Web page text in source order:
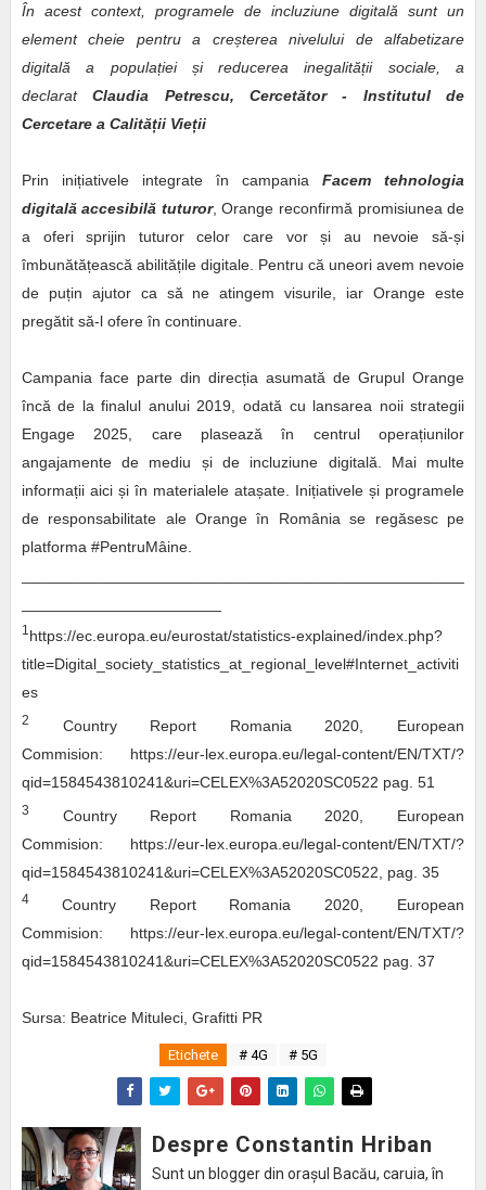
În acest context, programele de incluziune digitală sunt un
element cheie pentru a creșterea nivelului de alfabetizare
digitală a populației și reducerea inegalității sociale, a
declaratClaudia Petrescu, Cercetător - Institutul de
Cercetare a Calității Vieții
Prin inițiativele integrate în campaniaFacem tehnologia
digitală accesibilă tuturor, Orange reconfirmă promisiunea de
a oferi sprijin tuturor celor care vor și au nevoie să-și
îmbunătățească abilitățile digitale. Pentru că uneori avem nevoie
de puțin ajutor ca să ne atingem visurile, iar Orange este
pregătit să-l ofere în continuare.
Campania face parte din direcția asumată de Grupul Orange
încă de la finalul anului 2019, odată cu lansarea noii strategii
Engage 2025, care plasează în centrul operațiunilor
angajamente de mediu și de incluziune digitală. Mai multe
informații aici și în materialele atașate. Inițiativele și programele
de responsabilitate ale Orange în România se regăsesc pe
platforma #PentruMâine.
1https://ec.europa.eu/eurostat/statistics-explained/index.php?
title=Digital_society_statistics_at_regional_level#Internet_activiti
es
2
Country Report Romania 2020, European
Commision: https://eur-lex.europa.eu/legal-content/EN/TXT/?
qid=1584543810241&uri=CELEX%3A52020SC0522 pag. 51
3
Country Report Romania 2020, European
Commision: https://eur-lex.europa.eu/legal-content/EN/TXT/?
qid=1584543810241&uri=CELEX%3A52020SC0522, pag. 35
4 Country Report Romania 2020, European
Commision: https://eur-lex.europa.eu/legal-content/EN/TXT/?
qid=1584543810241&uri=CELEX%3A52020SC0522 pag. 37
Sursa: Beatrice Mituleci, Grafitti PR
Etichete # 4G # 5G
Despre Constantin Hriban
Sunt un blogger din orașul Bacău, caruia, în